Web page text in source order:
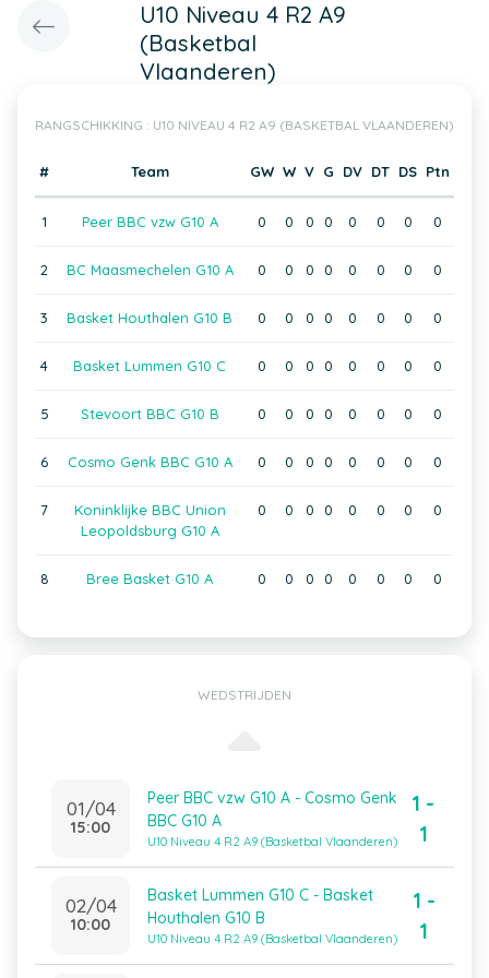
U10 Niveau 4 R2 A9
(Basketbal
Vlaanderen)
RANGSCHIKKING : U10 NIVEAU 4 R2 A9 (BASKETBAL VLAANDEREN)
# Team GW W V G DV DT DS Ptn
1 Peer BBC vzw G10 A 0 0 0 0 0 0 0 0
2 BC Maasmechelen G10 A 0 0 0 0 0 0 0 0
3 Basket Houthalen G10 B 0 0 0 0 0 0 0 0
4 Basket Lummen G10 C 0 0 0 0 0 0 0 0
5 Stevoort BBC G10 B 0 0 0 0 0 0 0 0
6 Cosmo Genk BBC G10 A 0 0 0 0 0 0 0 0
7
Koninklijke BBC Union
Leopoldsburg G10 A
0 0 0 0 0 0 0 0
8 Bree Basket G10 A 0 0 0 0 0 0 0 0
WEDSTRIJDEN
01/04
15:00
Peer BBC vzw G10 A - Cosmo Genk
BBC G10 A
U10 Niveau 4 R2 A9 (Basketbal Vlaanderen)
1 -
1
02/04
10:00
Basket Lummen G10 C - Basket
Houthalen G10 B
U10 Niveau 4 R2 A9 (Basketbal Vlaanderen)
1 -
1